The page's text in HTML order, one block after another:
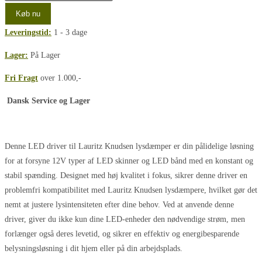
LED
Driver,
12V,
100W,
antal
Køb nu
Leveringstid: 1 - 3 dage
Lager: På Lager
Fri Fragt over 1.000,-
Dansk Service og Lager
Denne LED driver til Lauritz Knudsen lysdæmper er din pålidelige løsning
for at forsyne 12V typer af LED skinner og LED bånd med en konstant og
stabil spænding. Designet med høj kvalitet i fokus, sikrer denne driver en
problemfri kompatibilitet med Lauritz Knudsen lysdæmpere, hvilket gør det
nemt at justere lysintensiteten efter dine behov. Ved at anvende denne
driver, giver du ikke kun dine LED-enheder den nødvendige strøm, men
forlænger også deres levetid, og sikrer en effektiv og energibesparende
belysningsløsning i dit hjem eller på din arbejdsplads.